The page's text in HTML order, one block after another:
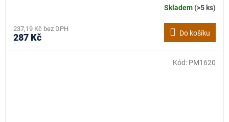
Skladem(>5 ks)
237,19 Kč bez DPH
287 Kč Do košíku
Kód: PM1620